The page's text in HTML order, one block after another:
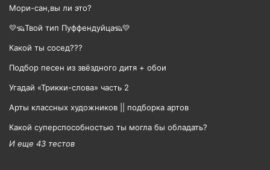
Мори-сан,вы ли это?
💛🦡Твой тип Пуффендуйца🦡💛
Какой ты сосед???
Подбор песен из звёздного дитя + обои
Угадай «Трикки-слова» часть 2
Арты классных художников || подборка артов
Какой суперспособностью ты могла бы обладать?
И еще 43 тестов